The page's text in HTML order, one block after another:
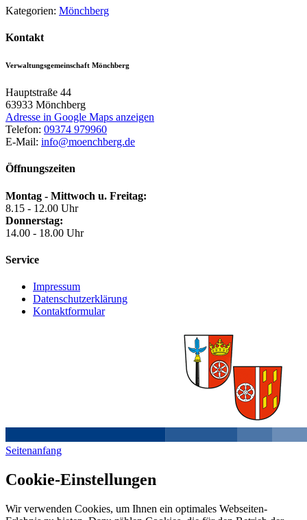
Kategorien: Mönchberg
Kontakt
Verwaltungsgemeinschaft Mönchberg
Hauptstraße 44
63933 Mönchberg
Adresse in Google Maps anzeigen
Telefon: 09374 979960
E-Mail: info@moenchberg.de
Öffnungszeiten
Montag - Mittwoch u. Freitag:
8.15 - 12.00 Uhr
Donnerstag:
14.00 - 18.00 Uhr
Service
Impressum
Datenschutzerklärung
Kontaktformular
Seitenanfang
Cookie-Einstellungen
Wir verwenden Cookies, um Ihnen ein optimales Webseiten-